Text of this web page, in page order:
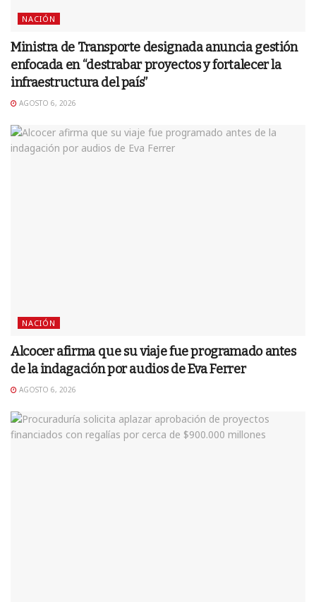
NACIÓN
Ministra de Transporte designada anuncia gestión
enfocada en “destrabar proyectos y fortalecer la
infraestructura del país”
AGOSTO 6, 2026
NACIÓN
Alcocer afirma que su viaje fue programado antes
de la indagación por audios de Eva Ferrer
AGOSTO 6, 2026